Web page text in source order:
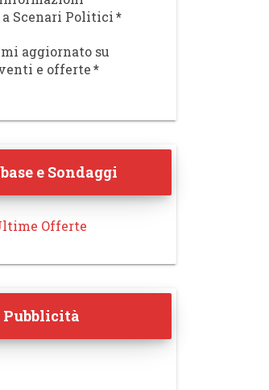
Scenari Politici*
aggiornato su
e offerte*
e Sondaggi
Offerte
Pubblicità